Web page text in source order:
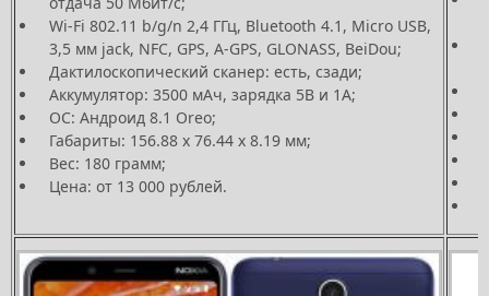
Wi-Fi 802.11 b/g/n 2,4 ГГц, Bluetooth 4.1, Micro USB,
3,5 мм jack, NFC, GPS, A-GPS, GLONASS, BeiDou;
Дактилоскопический сканер: есть, сзади;
Аккумулятор: 3500 мАч, зарядка 5В и 1А;
ОС: Андроид 8.1 Oreo;
Габариты: 156.88 х 76.44 х 8.19 мм;
Вес: 180 грамм;
Цена: от 13 000 рублей.